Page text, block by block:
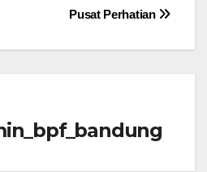
Pusat Perhatian